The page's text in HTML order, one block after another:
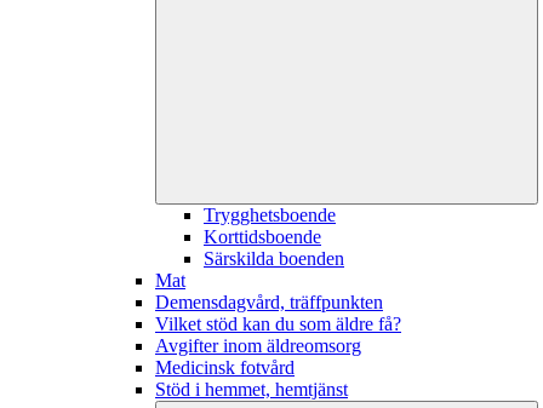
Trygghetsboende
Korttidsboende
Särskilda boenden
Mat
Demensdagvård, träffpunkten
Vilket stöd kan du som äldre få?
Avgifter inom äldreomsorg
Medicinsk fotvård
Stöd i hemmet, hemtjänst